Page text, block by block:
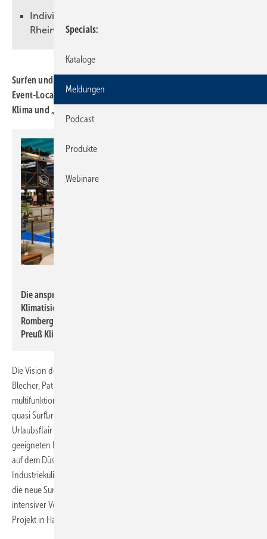
Individuell klimatisierte Besprechungsräume im
RheinRiff
Surfen und Arbeiten unter einem Dach vereint die Düsseldorfer
Event-Location RheinRiff. Wolf RLT-Geräte sorgen für gutes
Klima und „endless summer“.
Die anspruchsvolle Planung und Bauleitung der
Klimatisierung hat das Düsseldorfer Ingenieurbüro TGA
Romberg übernommen. Die Umsetzung lag in den Händen der
Preuß Klimatechnik aus Mettmann.
Die Vision der drei surfbegeisterten Unternehmensgründer Hendrik
Blecher, Patrick Schneider und Tiberius Jeck war klar definiert: ein
multifunktionaler Beachclub, der ganzjährig Sport- und Arbeitswelt –
quasi Surfbrett und Laptop – miteinander verbindet und gleichzeitig
Urlaubsflair in die Rheinmetropole holt. Bei der Suche nach einer
geeigneten Immobilie fiel die Wahl auf die ehemalige Schmiedehalle
auf dem Düsseldorfer Areal Böhler mit ihrer rustikal-charmanten
Industriekulisse. Mit „RheinRiff“ war der mehr als passende Name für
die neue Surf&Work-Location gefunden und nach vier Jahren
intensiver Vorbereitungs- und Planungszeit wurde das ambitionierte
Projekt in Halle 8 gestartet.
Specials
Kataloge
Meldungen
Podcast
Produkte
Webinare